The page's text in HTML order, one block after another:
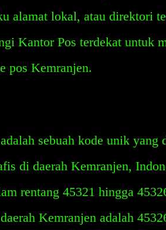
alamat lokal, atau direktori
Kantor Pos terdekat untuk
pos Kemranjen.
sebuah kode unik yang
di daerah Kemranjen,
rentang 45321 hingga
Kemranjen adalah